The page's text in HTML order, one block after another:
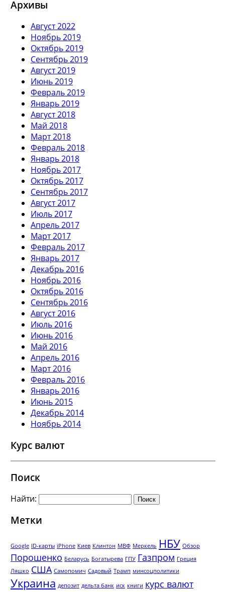
Архивы
Август 2022
Ноябрь 2019
Октябрь 2019
Сентябрь 2019
Август 2019
Июнь 2019
Февраль 2019
Январь 2019
Август 2018
Май 2018
Март 2018
Февраль 2018
Январь 2018
Ноябрь 2017
Октябрь 2017
Сентябрь 2017
Август 2017
Июль 2017
Апрель 2017
Март 2017
Февраль 2017
Январь 2017
Декабрь 2016
Ноябрь 2016
Октябрь 2016
Сентябрь 2016
Август 2016
Июль 2016
Июнь 2016
Май 2016
Апрель 2016
Март 2016
Февраль 2016
Январь 2016
Июнь 2015
Декабрь 2014
Ноябрь 2014
Курс валют
Поиск
Найти:
Метки
Google ID-карты iPhone Киев Клинтон МВФ Меркель НБУ Обзор
Порошенко Беларусь Богатырева ГПУ Газпром Греция
Ляшко США Самопомич Садовый Трамп минсоцполитики
Украина депозит дельта банк иск книги курс валют